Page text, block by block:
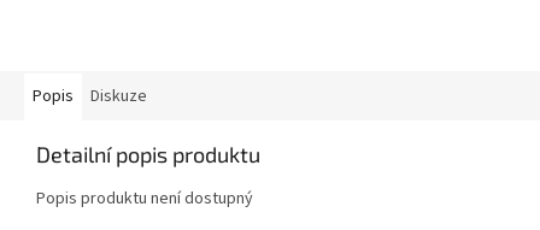
Popis Diskuze
Detailní popis produktu
Popis produktu není dostupný